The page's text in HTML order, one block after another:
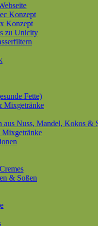
Konzept
Konzept
zu Unicity
Fette)
Mixgetränke
aus Nuss, Mandel, Kokos &
& Soßen